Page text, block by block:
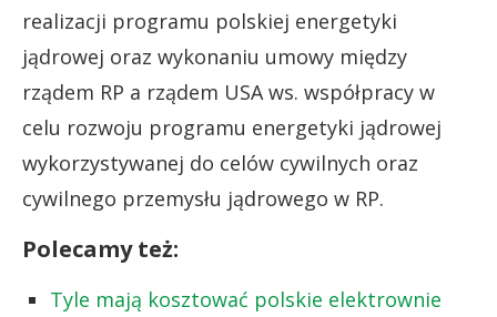
realizacji programu polskiej energetyki
jądrowej oraz wykonaniu umowy między
rządem RP a rządem USA ws. współpracy w
celu rozwoju programu energetyki jądrowej
wykorzystywanej do celów cywilnych oraz
cywilnego przemysłu jądrowego w RP.
Polecamy też:
Tyle mają kosztować polskie elektrownie